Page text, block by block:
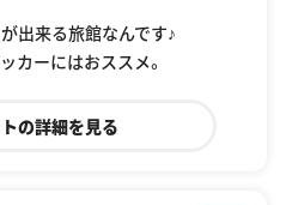
出来る旅館なんです♪
カーにはおススメ。
の詳細を見る